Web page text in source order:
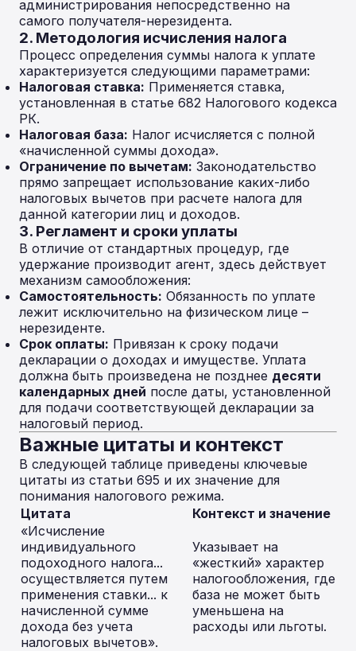
администрирования непосредственно на
самого получателя-нерезидента.
2. Методология исчисления налога
Процесс определения суммы налога к уплате
характеризуется следующими параметрами:
Налоговая ставка: Применяется ставка,
установленная в статье 682 Налогового кодекса
РК.
Налоговая база: Налог исчисляется с полной
«начисленной суммы дохода».
Ограничение по вычетам: Законодательство
прямо запрещает использование каких-либо
налоговых вычетов при расчете налога для
данной категории лиц и доходов.
3. Регламент и сроки уплаты
В отличие от стандартных процедур, где
удержание производит агент, здесь действует
механизм самообложения:
Самостоятельность: Обязанность по уплате
лежит исключительно на физическом лице –
нерезиденте.
Срок оплаты: Привязан к сроку подачи
декларации о доходах и имуществе. Уплата
должна быть произведена не позднее десяти
календарных дней после даты, установленной
для подачи соответствующей декларации за
налоговый период.
Важные цитаты и контекст
В следующей таблице приведены ключевые
цитаты из статьи 695 и их значение для
понимания налогового режима.
Цитата
Контекст и значение
«Исчисление
индивидуального
подоходного налога...
осуществляется путем
применения ставки... к
начисленной сумме
дохода без учета
налоговых вычетов».
Указывает на
«жесткий» характер
налогообложения, где
база не может быть
уменьшена на
расходы или льготы.